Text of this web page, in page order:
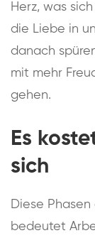
Herz, was
die Liebe in
danach
mit mehr
gehen.
Es
sich
Diese
bedeutet